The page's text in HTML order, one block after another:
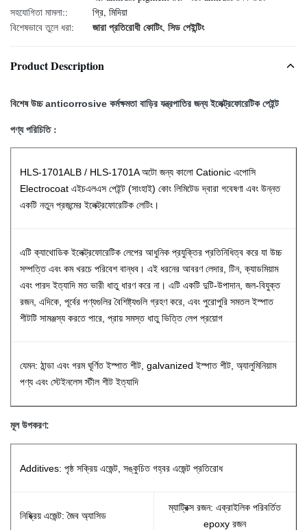
সহযোগিতা মামলা::
গ্রি, মিদিয়া
বিশেষভাবে তুলে ধরা:
জারা প্রতিরোধী কোটিং, সিড পেইন্টিং
Product Description
বিশেষ উচ্চ anticorrosive কর্মক্ষমতা বাড়ির যন্ত্রপাতির জন্য ইলেক্ট্রফোরেটিক পেইন্ট
পণ্য পরিচিতি :
HLS-1701ALB / HLS-1701A অটো জন্য কালো Cationic এপোসি
Electrocoat এইচএলএস পেইন্ট (সাংহাই) কোং লিমিটেড দ্বারা গবেষণা এবং উন্নত
একটি নতুন প্রজন্মের ইলেক্ট্রফোরেটিক লেটিং।
এটি ক্যাথোডিক ইলেক্ট্রফোরেটিক লেপের আধুনিক প্রযুক্তির প্রতিনিধিত্ব করে যা উচ্চ
সম্পত্তি এবং কম খরচে পরিবেশ বান্ধব। এই ধরনের আবরণ লেদার, টিন, ক্যাডমিয়াম
এবং পারদ ইত্যাদি মত ভারী ধাতু ধারণ করে না। এটি একটি দুটি-উপাদান, জল-বিযুক্ত
রজন, এদিকে, পূর্বের পণ্যগুলির বৈশিষ্ট্যগুলি গ্রহণ করে, এবং পুরোপুরি সমতল ইস্পাত
শীটটি সামঞ্জস্য করতে পারে, প্রায় সমস্ত ধাতু ভিত্তি লেপ প্রয়োগ
যেমন: ঠান্ডা এবং গরম ঘূর্ণিত ইস্পাত শীট, galvanized ইস্পাত শীট, অ্যালুমিনিয়াম
পণ্য এবং স্টেইনলেস স্টীল শীট ইত্যাদি
মূল উপকরণ:
Additives: পৃষ্ঠ সক্রিয় এজেন্ট, সঙ্কুচিত গহ্বর এজেন্ট প্রতিরোধ
নিষ্ক্রিয় এজেন্ট: জৈব অ্যাসিড
ম্যাট্রিক্স রজন: এক্রাইলিক পরিবর্তিত
epoxy রজন